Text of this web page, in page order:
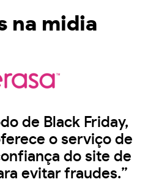
na midia
de Black Friday,
o serviço de
do site de
evitar fraudes.”